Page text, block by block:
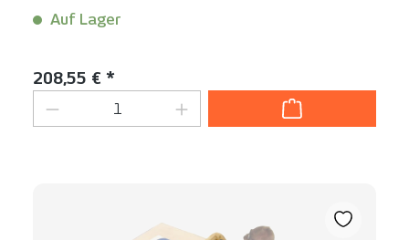
Auf Lager
Regulärer Preis:
208,55 € *
Produkt Anzahl: Gib den